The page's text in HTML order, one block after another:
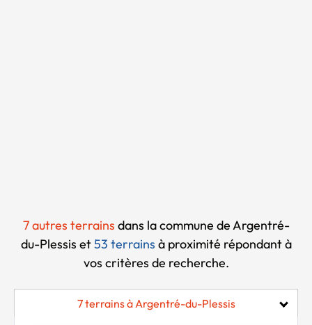
7 autres terrains dans la commune de Argentré-
du-Plessis et53 terrains à proximité répondant à
vos critères de recherche.
7 terrains à Argentré-du-Plessis